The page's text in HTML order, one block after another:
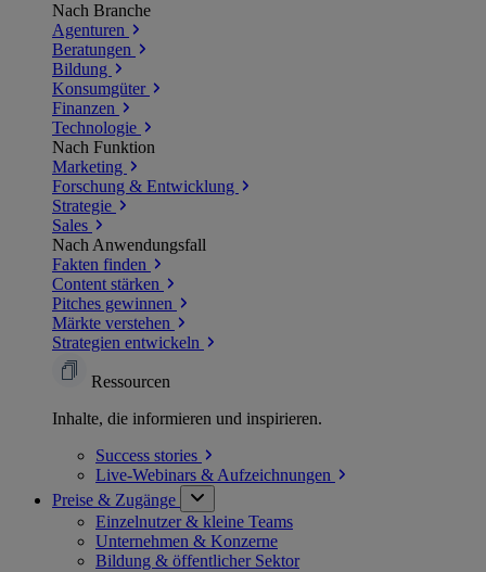
Nach Branche
Agenturen
Beratungen
Bildung
Konsumgüter
Finanzen
Technologie
Nach Funktion
Marketing
Forschung & Entwicklung
Strategie
Sales
Nach Anwendungsfall
Fakten finden
Content stärken
Pitches gewinnen
Märkte verstehen
Strategien entwickeln
Ressourcen
Inhalte, die informieren und inspirieren.
Success stories
Live-Webinars & Aufzeichnungen
Preise & Zugänge
Einzelnutzer & kleine Teams
Unternehmen & Konzerne
Bildung & öffentlicher Sektor